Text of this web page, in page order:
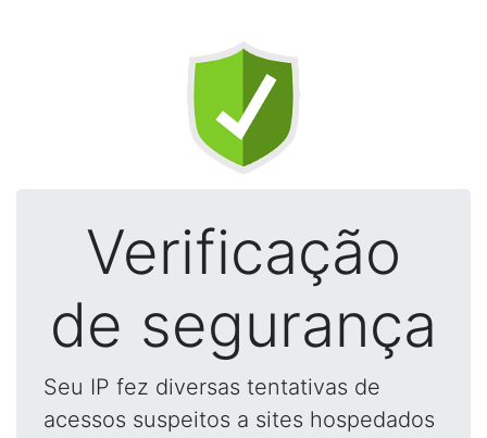
Verificação
de segurança
Seu IP fez diversas tentativas de
acessos suspeitos a sites hospedados